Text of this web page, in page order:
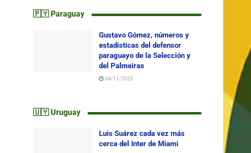
🇵🇾 Paraguay
Gustavo Gómez, números y
estadísticas del defensor
paraguayo de la Selección y
del Palmeiras
04/11/2023
🇺🇾 Uruguay
Luis Suárez cada vez más
cerca del Inter de Miami